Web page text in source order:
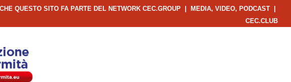
QUESTO SITO FA PARTE DEL NETWORK CEC.GROUP MEDIA, VIDEO, PODCAST
CEC.CLUB